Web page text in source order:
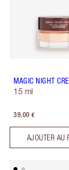
MAGIC NIGHT
15 ml
39,00 €
AJOUTER AU